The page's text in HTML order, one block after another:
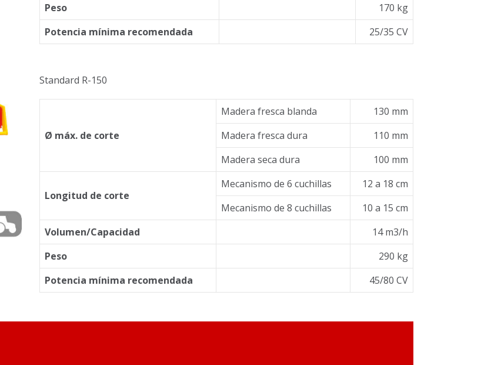
Peso
170 kg
Potencia mínima recomendada
25/35 CV
Standard R-150
Ø máx. de corte
Madera fresca blanda
130 mm
Madera fresca dura
110 mm
Madera seca dura
100 mm
Longitud de corte
Mecanismo de 6 cuchillas
12 a 18 cm
Mecanismo de 8 cuchillas
10 a 15 cm
Volumen/Capacidad
14 m3/h
Peso
290 kg
Potencia mínima recomendada
45/80 CV